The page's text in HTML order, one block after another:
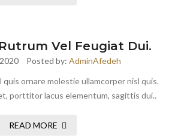
Vel Feugiat Dui.
Posted by: AdminAfedeh
quis ornare molestie ullamcorper nisl quis.
porttitor lacus elementum, sagittis dui..
READ MORE